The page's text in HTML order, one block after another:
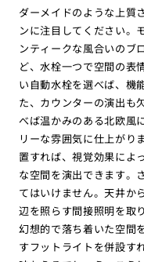
ダーメイドのような上質
ンに注目してください。
ンティークな風合いのブ
ど、水栓一つで空間の表
い自動水栓を選べば、機
た、カウンターの演出も
べば温かみのある北欧風
リーな雰囲気に仕上がり
置すれば、視覚効果によ
な空間を演出できます。
てはいけません。天井か
辺を照らす間接照明を取
幻想的で落ち着いた空間
すフットライトを併設す